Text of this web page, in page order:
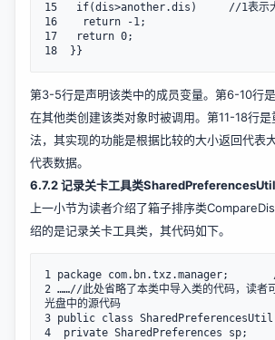
15   if(dis>another.dis)     //1表示
16    return -1;
17   return 0;
18  }}
第3-5行是声明该类中的成员变量。第6-10行
在其他类创建该类对象时被调用。第11-18行
法，其实现的功能是根据比较的大小返回代表
代表数据。
6.7.2 记录关卡工具类SharedPreferencesUtil
上一小节为读者介绍了箱子排序类
绍的是记录关卡工具类，其代码如下。
1 package com.bn.txz.manager;
2 ……//此处省略了本类中导入类的代码，读者
光盘中的源代码
3 public class
4  private SharedPreferences sp;